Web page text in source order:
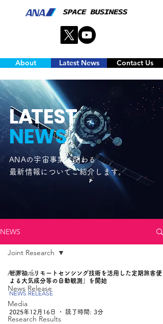
About Latest News Contact Us
LATEST
NEWS
ANAの 宇宙事業に関わる
最新情報についてご紹介します。
NEWS
All Posts
News Release
Media
Research Results
Joint Research
世界初「リモートセンシング技術を活用した定期旅客便
よる大気成分等の自動観測」を開始
NEWS RELEASE
2025年12月16日 読了時間: 3分